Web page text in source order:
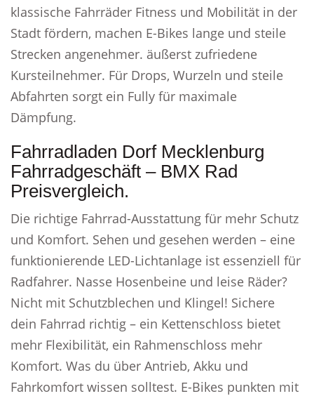
klassische Fahrräder Fitness und Mobilität in der
Stadt fördern, machen E-Bikes lange und steile
Strecken angenehmer. äußerst zufriedene
Kursteilnehmer. Für Drops, Wurzeln und steile
Abfahrten sorgt ein Fully für maximale
Dämpfung.
Fahrradladen Dorf Mecklenburg
Fahrradgeschäft – BMX Rad
Preisvergleich.
Die richtige Fahrrad-Ausstattung für mehr Schutz
und Komfort. Sehen und gesehen werden – eine
funktionierende LED-Lichtanlage ist essenziell für
Radfahrer. Nasse Hosenbeine und leise Räder?
Nicht mit Schutzblechen und Klingel! Sichere
dein Fahrrad richtig – ein Kettenschloss bietet
mehr Flexibilität, ein Rahmenschloss mehr
Komfort. Was du über Antrieb, Akku und
Fahrkomfort wissen solltest. E-Bikes punkten mit